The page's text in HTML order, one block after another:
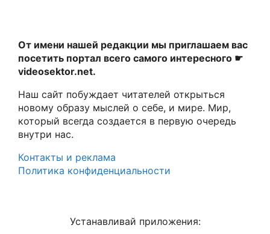
От имени нашей редакции мы приглашаем вас
посетить портал всего самого интересного ☛
videosektor.net.
Наш сайт побуждает читателей открыться
новому образу мыслей о себе, и мире. Мир,
который всегда создается в первую очередь
внутри нас.
Контакты и реклама
Политика конфиденциальности
Устанавливай приложения: